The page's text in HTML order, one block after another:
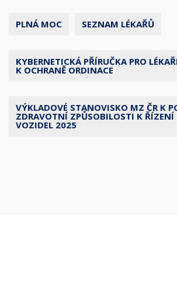
PLNÁ MOC SEZNAM LÉKAŘŮ
KYBERNETICKÁ PŘÍRUČKA PRO
K OCHRANĚ ORDINACE
VÝKLADOVÉ STANOVISKO MZ ČR K
ZDRAVOTNÍ ZPŮSOBILOSTI K ŘÍZENÍ
VOZIDEL 2025